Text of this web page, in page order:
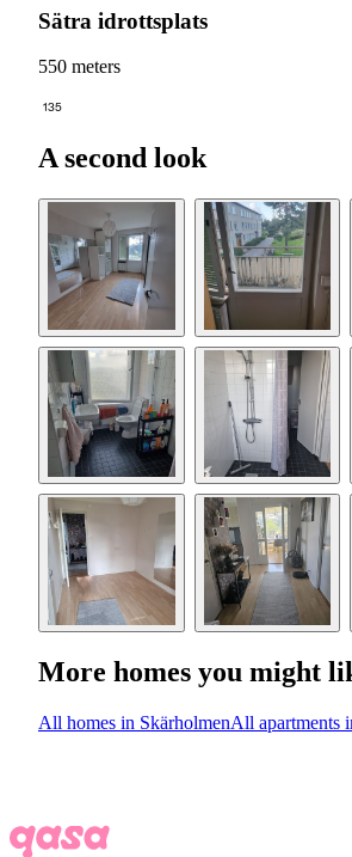
Sätra idrottsplats
550 meters
135
A second look
More homes you might
All homes in SkärholmenAll apartments